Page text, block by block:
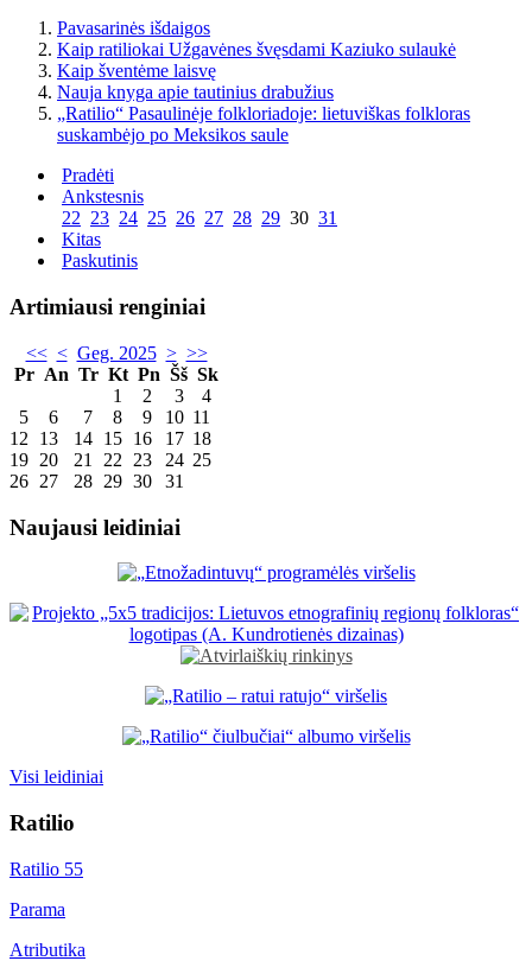
Pavasarinės išdaigos
Kaip ratiliokai Užgavėnes švęsdami Kaziuko sulaukė
Kaip šventėme laisvę
Nauja knyga apie tautinius drabužius
„Ratilio“ Pasaulinėje folkloriadoje: lietuviškas folkloras
suskambėjo po Meksikos saule
Pradėti
Ankstesnis
22 23 24 25 26 27 28 29 30 31
Kitas
Paskutinis
Artimiausi renginiai
<< < Geg. 2025 > >>
Pr An Tr Kt Pn Šš Sk
1
2 3
4
5
6 7 8 9 10 11
12
13 14 15 16 17 18
19 20 21 22 23 24 25
26 27 28 29 30 31
Naujausi leidiniai
Visi leidiniai
Ratilio
Ratilio 55
Parama
Atributika